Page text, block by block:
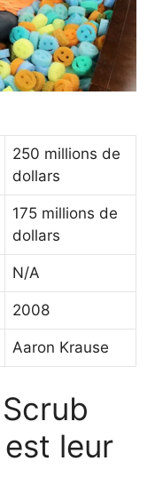
250 millions de
dollars
175 millions de
dollars
N/A
2008
Aaron Krause
leur